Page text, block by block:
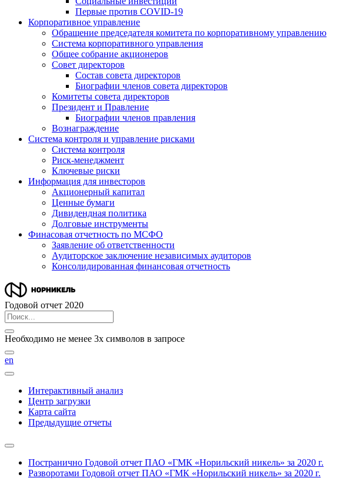
Первые против COVID‑19
Корпоративное управление
Обращение председателя комитета по корпоративному управлению
Система корпоративного управления
Общее собрание акционеров
Совет директоров
Состав совета директоров
Биографии членов совета директоров
Комитеты совета директоров
Президент и Правление
Биографии членов правления
Вознаграждение
Система контроля и управление рисками
Система контроля
Риск-менеджмент
Ключевые риски
Информация для инвесторов
Акционерный капитал
Ценные бумаги
Дивидендная политика
Долговые инструменты
Финасовая отчетность по МСФО
Заявление об ответственности
Аудиторское заключение независимых аудиторов
Консолидированная финансовая отчетность
Годовой отчет 2020
Необходимо не менее 3х символов в запросе
en
Интерактивный анализ
Центр загрузки
Карта сайта
Предыдущие отчеты
Постранично Годовой отчет ПАО «ГМК «Норильский никель» за 2020 г.
Разворотами Годовой отчет ПАО «ГМК «Норильский никель» за 2020 г.